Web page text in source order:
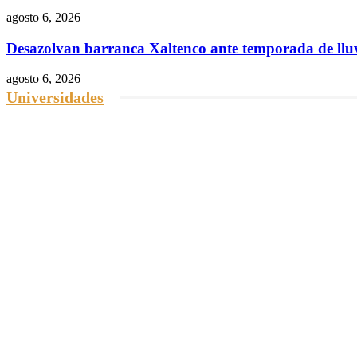
agosto 6, 2026
Desazolvan barranca Xaltenco ante temporada de
agosto 6, 2026
Universidades